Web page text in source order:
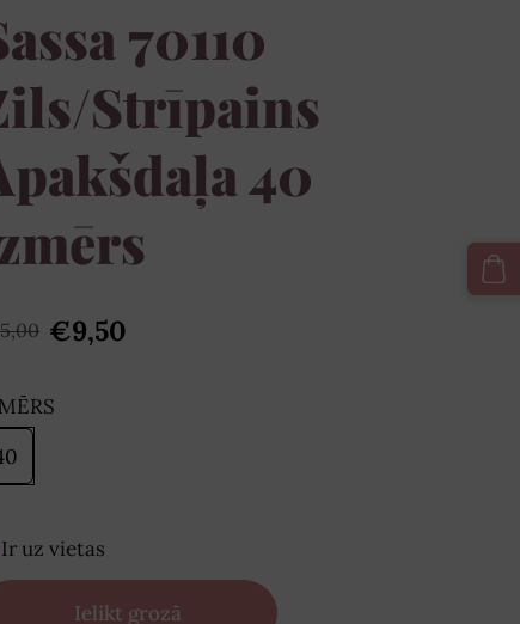
70110
Strīpains
40
€9,50
Ir uz vietas
Ielikt grozā